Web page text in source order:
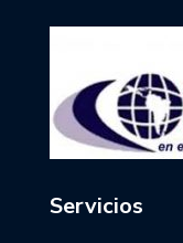
Servicios